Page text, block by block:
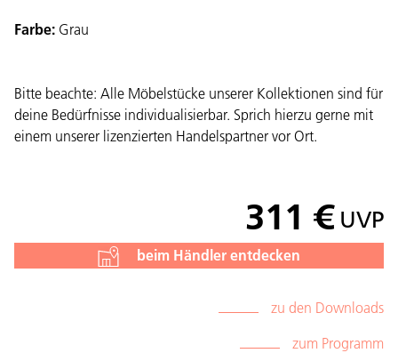
Farbe: Grau
Bitte beachte: Alle Möbelstücke unserer Kollektionen sind für
deine Bedürfnisse individualisierbar. Sprich hierzu gerne mit
einem unserer lizenzierten Handelspartner vor Ort.
311 €UVP
beim Händler entdecken
zu den Downloads
zum Programm